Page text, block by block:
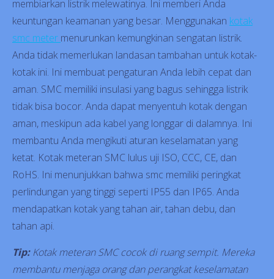
membiarkan listrik melewatinya. Ini memberi Anda
keuntungan keamanan yang besar. Menggunakan kotak
smc meter menurunkan kemungkinan sengatan listrik.
Anda tidak memerlukan landasan tambahan untuk kotak-
kotak ini. Ini membuat pengaturan Anda lebih cepat dan
aman. SMC memiliki insulasi yang bagus sehingga listrik
tidak bisa bocor. Anda dapat menyentuh kotak dengan
aman, meskipun ada kabel yang longgar di dalamnya. Ini
membantu Anda mengikuti aturan keselamatan yang
ketat. Kotak meteran SMC lulus uji ISO, CCC, CE, dan
RoHS. Ini menunjukkan bahwa smc memiliki peringkat
perlindungan yang tinggi seperti IP55 dan IP65. Anda
mendapatkan kotak yang tahan air, tahan debu, dan
tahan api.
Tip:Kotak meteran SMC cocok di ruang sempit. Mereka
membantu menjaga orang dan perangkat keselamatan